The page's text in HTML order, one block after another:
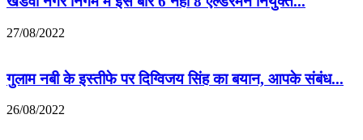
27/08/2022
गुलाम नबी के इस्तीफे पर दिग्विजय सिंह का बयान, आपके संबंध...
26/08/2022